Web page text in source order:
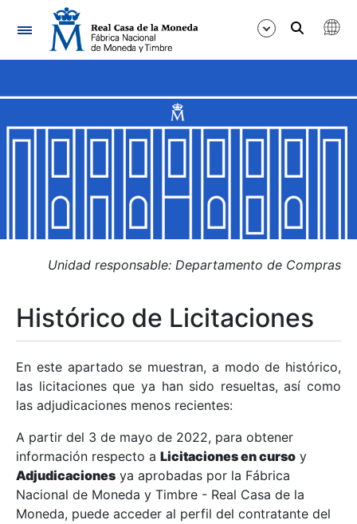
Navegación
Mostrar/Ocultar
Mostrar/Ocultar
Mostrar/Ocultar
Mostrar/Ocultar
Mostrar/Ocultar
Mostrar/Ocultar
Unidad responsable: Departamento de Compras
Histórico de Licitaciones
En este apartado se muestran, a modo de histórico,
las licitaciones que ya han sido resueltas, así como
las adjudicaciones menos recientes:
A partir del 3 de mayo de 2022, para obtener
información respecto a Licitaciones en curso y
Adjudicaciones ya aprobadas por la Fábrica
Nacional de Moneda y Timbre - Real Casa de la
Moneda, puede acceder al perfil del contratante del